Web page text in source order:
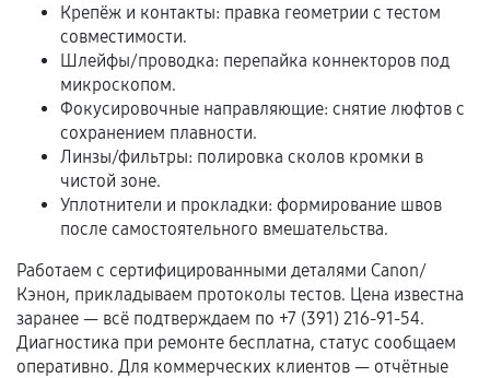
Когда гарантия не действует
Нарушение правил эксплуатации,
механические повреждения, попадание влаги,
перегрев, коррозия.
Самостоятельный ремонт или вмешательство
третьих лиц.
Естественный износ деталей, если иное не
предусмотрено отдельно.
Обращение после окончания гарантийного
срока.
Крепёж и контакты: правка геометрии с тестом
совместимости.
Шлейфы/проводка: перепайка коннекторов под
микроскопом.
Фокусировочные направляющие: снятие люфтов с
сохранением плавности.
Линзы/фильтры: полировка сколов кромки в
чистой зоне.
Уплотнители и прокладки: формирование швов
после самостоятельного вмешательства.
Работаем с сертифицированными деталями Canon/
Кэнон, прикладываем протоколы тестов. Цена известна
заранее — всё подтверждаем по +7 (391) 216-91-54.
Диагностика при ремонте бесплатна, статус сообщаем
оперативно. Для коммерческих клиентов — отчётные